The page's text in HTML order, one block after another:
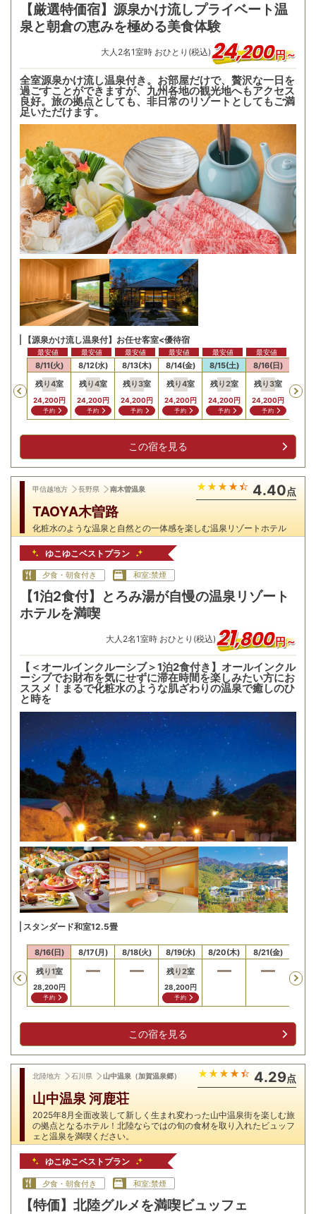
【厳選特価宿】源泉かけ流しプライベート温
泉と朝倉の恵みを極める美食体験
大人 2名1室時 おひとり(税込)24,200円～
全室源泉かけ流し温泉付き。お部屋だけで、贅沢な一日を
過ごすことができますが、九州各地の観光地へもアクセス
良好。旅の拠点としても、非日常のリゾートとしてもご満
足いただけます。
【源泉かけ流し温泉付】お任せ客室<優待宿
Previous
8/11(火)
残り4室
24,200円
予約
最安値
8/12(水)
残り4室
24,200円
予約
最安値
8/13(木)
残り3室
24,200円
予約
最安値
8/14(金)
残り4室
24,200円
予約
最安値
8/15(土)
残り2室
24,200円
予約
最安値
8/16(日)
残り3室
24,200円
予約
最安値
残り
この宿を見る
甲信越地方 長野県 南木曽温泉 4.40点
TAOYA木曽路
化粧水のような温泉と自然との一体感を楽しむ温泉リゾートホテル
ゆこゆこベストプラン
夕食・朝食付き 和室:禁煙
【1泊2食付】とろみ湯が自慢の温泉リゾート
ホテルを満喫
大人 2名1室時 おひとり(税込)21,800円～
【＜オールインクルーシブ＞1泊2食付き】オールインクル
ーシブでお財布を気にせずに滞在時間を楽しみたい方にお
ススメ！まるで化粧水のような肌ざわりの温泉で癒しのひ
と時を
スタンダード和室12.5畳
Previous
8/16(日)
残り1室
28,200円
予約
8/17(月) 8/18(火)
8/19(水)
残り2室
28,200円
予約
8/20(木) 8/21(金)
この宿を見る
北陸地方 石川県 山中温泉（加賀温泉郷） 4.29点
山中温泉 河鹿荘
2025年8月全面改装して新しく生まれ変わった山中温泉街を楽しむ旅
の拠点となるホテル！北陸ならではの旬の食材を取り入れたビュッフ
ェと温泉を満喫ください。
ゆこゆこベストプラン
夕食・朝食付き 和室:禁煙
【特価】北陸グルメを満喫ビュッフェ